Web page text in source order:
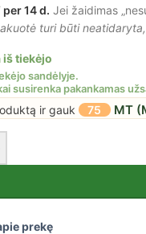
per 14 d. Jei žaidimas
turi būti
iš tiekėjo
ir gauk 75 MT
prekę